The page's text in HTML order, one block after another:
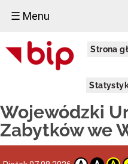
☰ Menu
Strona
Wojewódzki
Zabytków we
Dostępność
Deklaracja
dostępności
realizowanym
projekcie
dofinansowanym
Europejskich